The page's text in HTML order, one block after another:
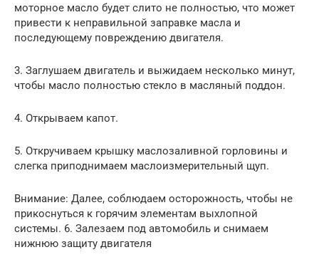
моторное масло будет слито не полностью, что может
привести к неправильной заправке масла и
последующему повреждению двигателя.
3. Заглушаем двигатель и выжидаем несколько минут,
чтобы масло полностью стекло в масляный поддон.
4. Открываем капот.
5. Откручиваем крышку маслозаливной горловины и
слегка приподнимаем маслоизмерительный щуп.
Внимание: Далее, соблюдаем осторожность, чтобы не
прикоснуться к горячим элементам выхлопной
системы. 6. Залезаем под автомобиль и снимаем
нижнюю защиту двигателя